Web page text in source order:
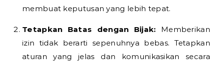
membuat keputusan yang lebih tepat.
Tetapkan Batas dengan Bijak: Memberikan
izin tidak berarti sepenuhnya bebas. Tetapkan
aturan yang jelas dan komunikasikan secara